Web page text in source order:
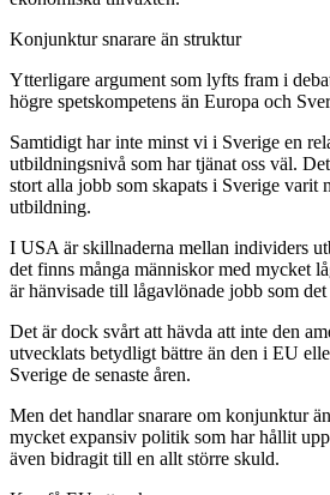
Konjunktur snarare än struktur
Ytterligare argument som lyfts fram i
högre spetskompetens än Europa och
Samtidigt har inte minst vi i Sverige en
utbildningsnivå som har tjänat oss väl.
stort alla jobb som skapats i Sverige varit
utbildning.
I USA är skillnaderna mellan individers
det finns många människor med mycket
är hänvisade till lågavlönade jobb som
Det är dock svårt att hävda att inte den
utvecklats betydligt bättre än den i EU
Sverige de senaste åren.
Men det handlar snarare om konjunktur
mycket expansiv politik som har hållit
även bidragit till en allt större skuld.